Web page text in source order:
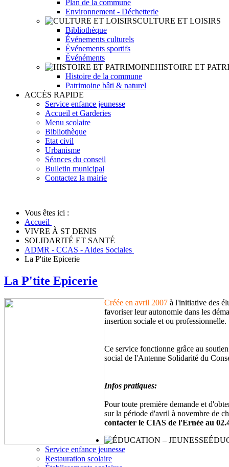
Plan de la commune
Environnement - Déchetterie
CULTURE ET LOISIRS
Bibliothèque
Événements culturels
Événements sportifs
Événéments
HISTOIRE ET
Histoire de la commune
Patrimoine bâti & naturel
ACCÈS RAPIDE
Service enfance jeunesse
Accueil et Garderies
Menu scolaire
Bibliothèque
Etat civil
Urbanisme
Séances du conseil
Bulletin municipal
Contactez la mairie
Vous êtes ici :
Accueil
VIVRE À ST DENIS
SOLIDARITÉ ET SANTÉ
ADMR - CCAS - Aides Sociales
La P'tite Epicerie
La P'tite Epicerie
Créée en avril 2007 à l'initiative des
favoriser leur autonomie dans les
insertion sociale et ou professionnelle.
Ce service fonctionne grâce au
social de l'Antenne Solidarité du
Infos pratiques:
Pour toute première demande et
sur la période d'avril à novembre de
contacter le CIAS de l'Ernée au
Service enfance jeunesse
Restauration scolaire